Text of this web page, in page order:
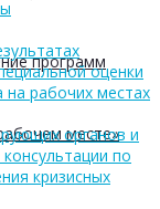
программ
месте»
оценки
на рабочих местах
органов и
по
кризисных